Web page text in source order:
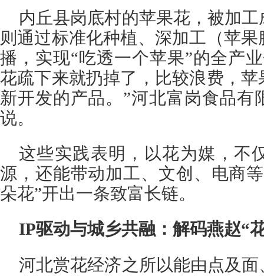
内丘县岗底村的苹果花，被加
则通过标准化种植、深加工（苹
播，实现“吃透一个苹果”的全产
花疏下来就扔掉了，比较浪费，
新开发的产品。”河北富岗食品有
说。
这些实践表明，以花为媒，不
源，还能带动加工、文创、电商
朵花”开出一条致富长链。
IP驱动与城乡共融：解码燕赵“
河北赏花经济之所以能由点及